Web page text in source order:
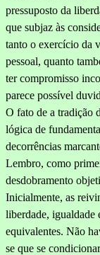
pressuposto da
que subjaz às
tanto o exercício da
pessoal, quanto
ter com­promisso
parece possível
O fato de a tradição
lógica de
decorrên­cias
Lembro, como
desdobramento
Inicialmente, as
liberdade, igualdade
equivalentes. Não
se que se